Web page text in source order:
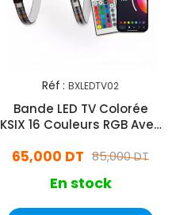
Réf : BXLEDTV02
Bande LED TV Colorée
KSIX 16 Couleurs RGB Avec
85,000 DT
65,000 DT
En stock